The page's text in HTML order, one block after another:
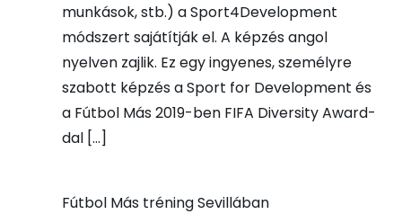
munkások, stb.) a Sport4Development
módszert sajátítják el. A képzés angol
nyelven zajlik. Ez egy ingyenes, személyre
szabott képzés a Sport for Development és
a Fútbol Más 2019-ben FIFA Diversity Award-
dal […]
Fútbol Más tréning Sevillában